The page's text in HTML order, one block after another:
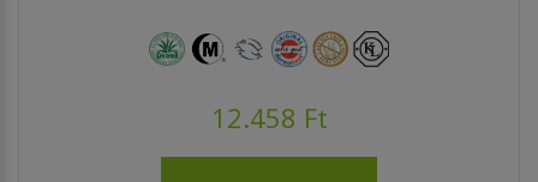
12.458 Ft